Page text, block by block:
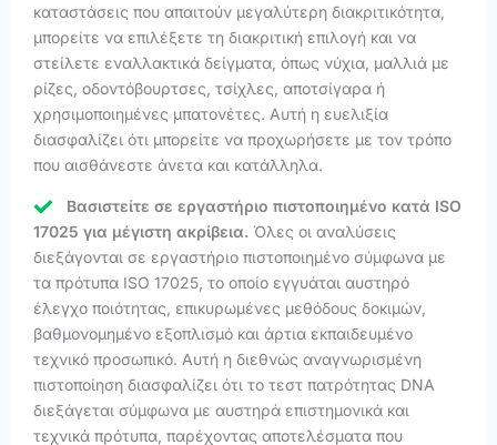
καταστάσεις που απαιτούν μεγαλύτερη διακριτικότητα,
μπορείτε να επιλέξετε τη διακριτική επιλογή και να
στείλετε εναλλακτικά δείγματα, όπως νύχια, μαλλιά με
ρίζες, οδοντόβουρτσες, τσίχλες, αποτσίγαρα ή
χρησιμοποιημένες μπατονέτες. Αυτή η ευελιξία
διασφαλίζει ότι μπορείτε να προχωρήσετε με τον τρόπο
που αισθάνεστε άνετα και κατάλληλα.
Βασιστείτε σε εργαστήριο πιστοποιημένο κατά ISO
17025 για μέγιστη ακρίβεια. Όλες οι αναλύσεις
διεξάγονται σε εργαστήριο πιστοποιημένο σύμφωνα με
τα πρότυπα ISO 17025, το οποίο εγγυάται αυστηρό
έλεγχο ποιότητας, επικυρωμένες μεθόδους δοκιμών,
βαθμονομημένο εξοπλισμό και άρτια εκπαιδευμένο
τεχνικό προσωπικό. Αυτή η διεθνώς αναγνωρισμένη
πιστοποίηση διασφαλίζει ότι το τεστ πατρότητας DNA
διεξάγεται σύμφωνα με αυστηρά επιστημονικά και
τεχνικά πρότυπα, παρέχοντας αποτελέσματα που